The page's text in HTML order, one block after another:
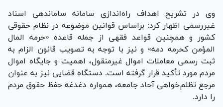
وی در تشریح اهداف راه‌اندازی سامانه ساماندهی اسناد
غیررسمی اظهار کرد: براساس قوانین موضوعه در نظام حقوقی
کشور و همچنین قواعد فقهی از جمله قاعده «حرمه المال
المؤمن کحرمه دمه» و نیز با توجه به تصویب قانون الزام به
ثبت رسمی معاملات اموال غیرمنقول، اهمیت و جایگاه اموال
مردم مورد تأکید قرار گرفته است. دستگاه قضایی نیز به عنوان
مرجع تظلم‌خواهی آحاد جامعه، همواره دغدغه حفظ حقوق مردم
را دارد.